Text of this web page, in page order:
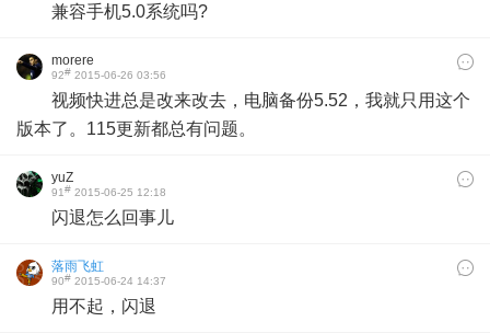
兼容手机5.0系统吗?
morere
92# 2015-06-26 03:56
视频快进总是改来改去，电脑备份5.52，我就只用这个
版本了。115更新都总有问题。
yuZ
91# 2015-06-25 12:18
闪退怎么回事儿
落雨飞虹
90# 2015-06-24 14:37
用不起，闪退